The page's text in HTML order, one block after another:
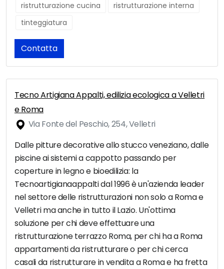
ristrutturazione cucina
ristrutturazione interna
tinteggiatura
Contatta
Tecno Artigiana Appalti, edilizia ecologica a Velletri
e Roma
Via Fonte del Peschio, 254, Velletri
Dalle pitture decorative allo stucco veneziano, dalle
piscine ai sistemi a cappotto passando per
coperture in legno e bioedilizia: la
Tecnoartigianaappalti dal 1996 è un'azienda leader
nel settore delle ristrutturazioni non solo a Roma e
Velletri ma anche in tutto il Lazio. Un'ottima
soluzione per chi deve effettuare una
ristrutturazione terrazzo Roma, per chi ha a Roma
appartamenti da ristrutturare o per chi cerca
casali da ristrutturare in vendita a Roma e ha fretta